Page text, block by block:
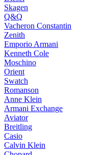
Skagen
Q&Q
Vacheron Constantin
Zenith
Emporio Armani
Kenneth Cole
Moschino
Orient
Swatch
Romanson
Anne Klein
Armani Exchange
Aviator
Breitling
Casio
Calvin Klein